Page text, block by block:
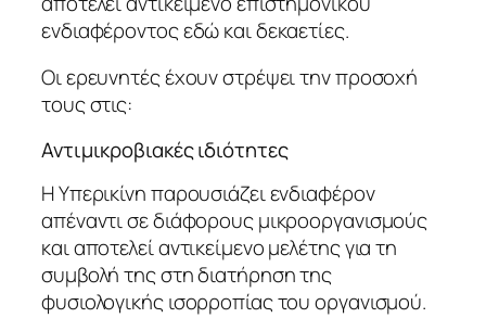
ενδιαφέροντος εδώ και δεκαετίες.
Οι ερευνητές έχουν στρέψει την προσοχή
τους στις:
Αντιμικροβιακές ιδιότητες
Η Υπερικίνη παρουσιάζει ενδιαφέρον
απέναντι σε διάφορους μικροοργανισμούς
και αποτελεί αντικείμενο μελέτης για τη
συμβολή της στη διατήρηση της
φυσιολογικής ισορροπίας του οργανισμού.